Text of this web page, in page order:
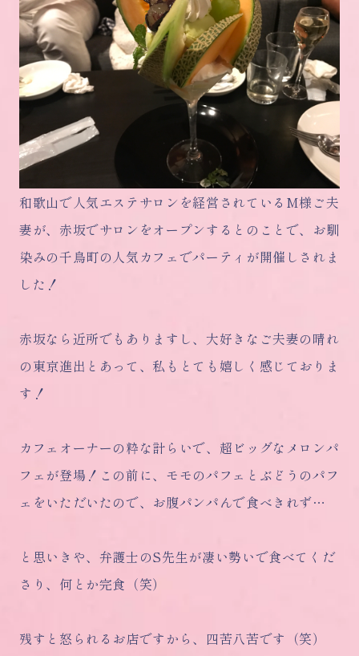
和歌山で人気エステサロンを経営されているM様ご夫
妻が、赤坂でサロンをオープンするとのことで、お馴
染みの千鳥町の人気カフェでパーティが開催しされま
した！
赤坂なら近所でもありますし、大好きなご夫妻の晴れ
の東京進出とあって、私もとても嬉しく感じておりま
す！
カフェオーナーの粋な計らいで、超ビッグなメロンパ
フェが登場！この前に、モモのパフェとぶどうのパフ
ェをいただいたので、お腹パンパんで食べきれず…
と思いきや、弁護士のS先生が凄い勢いで食べてくだ
さり、何とか完食（笑）
残すと怒られるお店ですから、四苦八苦です（笑）